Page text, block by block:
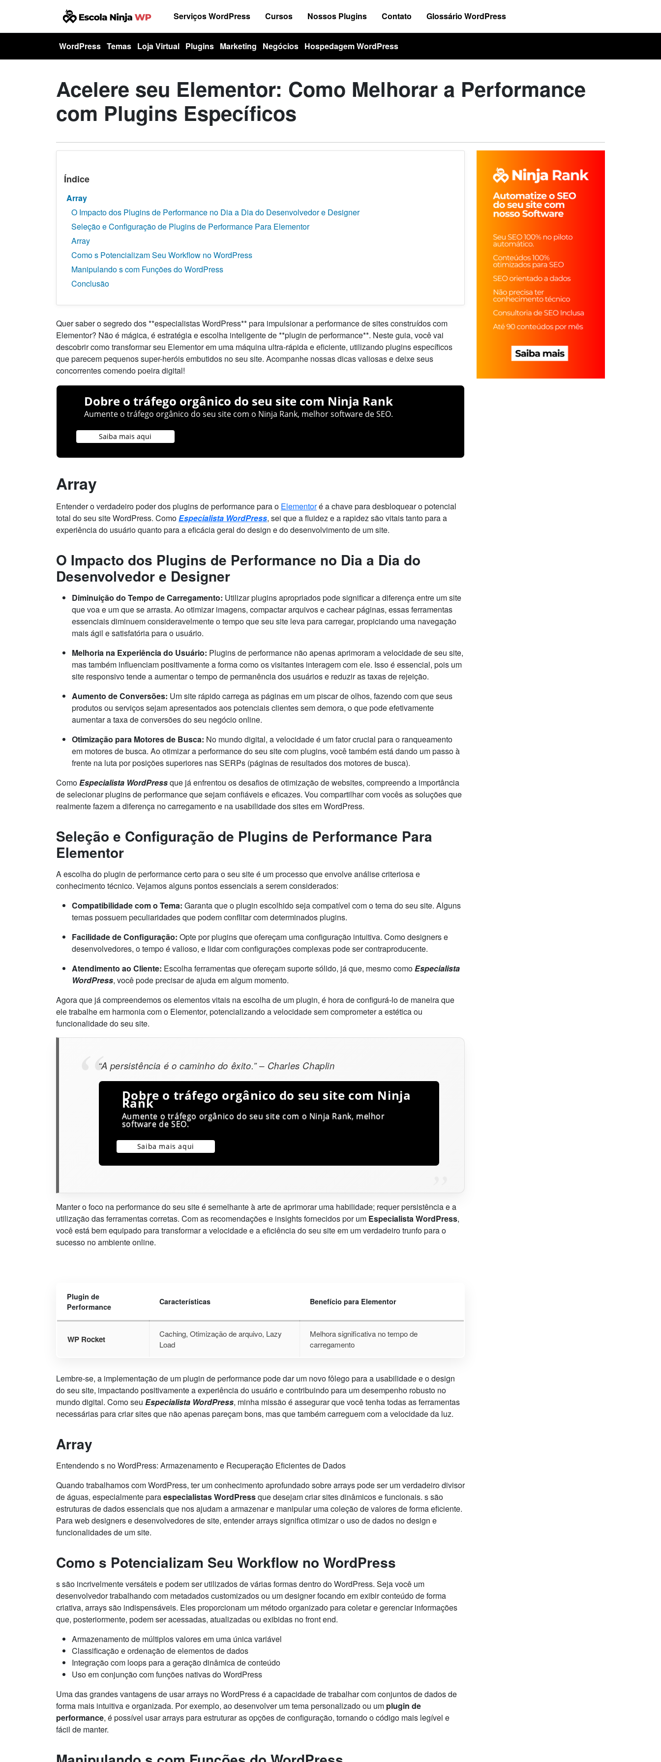
Serviços WordPress Cursos Nossos Plugins Contato Glossário WordPress
WordPress Temas Loja Virtual Plugins Marketing Negócios Hospedagem WordPress
Acelere seu Elementor: Como Melhorar a Performance
com Plugins Específicos
Índice
Array
O Impacto dos Plugins de Performance no Dia a Dia do Desenvolvedor e Designer
Seleção e Configuração de Plugins de Performance Para Elementor
Array
Como s Potencializam Seu Workflow no WordPress
Manipulando s com Funções do WordPress
Conclusão
Quer saber o segredo dos **especialistas WordPress** para impulsionar a performance de sites construídos com
Elementor? Não é mágica, é estratégia e escolha inteligente de **plugin de performance**. Neste guia, você vai
descobrir como transformar seu Elementor em uma máquina ultra-rápida e eficiente, utilizando plugins específicos
que parecem pequenos super-heróis embutidos no seu site. Acompanhe nossas dicas valiosas e deixe seus
concorrentes comendo poeira digital!
Dobre o tráfego orgânico do seu site com Ninja Rank
Aumente o tráfego orgânico do seu site com o Ninja Rank, melhor software de SEO.
Saiba mais aqui
Array
Entender o verdadeiro poder dos plugins de performance para o Elementoré a chave para desbloquear o potencial
total do seu site WordPress. ComoEspecialista WordPress, sei que a fluidez e a rapidez são vitais tanto para a
experiência do usuário quanto para a eficácia geral do design e do desenvolvimento de um site.
O Impacto dos Plugins de Performance no Dia a Dia do
Desenvolvedor e Designer
Diminuição do Tempo de Carregamento: Utilizar plugins apropriados pode significar a diferença entre um site
que voa e um que se arrasta. Ao otimizar imagens, compactar arquivos e cachear páginas, essas ferramentas
essenciais diminuem consideravelmente o tempo que seu site leva para carregar, propiciando uma navegação
mais ágil e satisfatória para o usuário.
Melhoria na Experiência do Usuário: Plugins de performance não apenas aprimoram a velocidade de seu site,
mas também influenciam positivamente a forma como os visitantes interagem com ele. Isso é essencial, pois um
site responsivo tende a aumentar o tempo de permanência dos usuários e reduzir as taxas de rejeição.
Aumento de Conversões: Um site rápido carrega as páginas em um piscar de olhos, fazendo com que seus
produtos ou serviços sejam apresentados aos potenciais clientes sem demora, o que pode efetivamente
aumentar a taxa de conversões do seu negócio online.
Otimização para Motores de Busca: No mundo digital, a velocidade é um fator crucial para o ranqueamento
em motores de busca. Ao otimizar a performance do seu site com plugins, você também está dando um passo à
frente na luta por posições superiores nas SERPs (páginas de resultados dos motores de busca).
ComoEspecialista WordPressque já enfrentou os desafios de otimização de websites, compreendo a importância
de selecionar plugins de performance que sejam confiáveis e eficazes. Vou compartilhar com vocês as soluções que
realmente fazem a diferença no carregamento e na usabilidade dos sites em WordPress.
Seleção e Configuração de Plugins de Performance Para
Elementor
A escolha do plugin de performance certo para o seu site é um processo que envolve análise criteriosa e
conhecimento técnico. Vejamos alguns pontos essenciais a serem considerados:
Compatibilidade com o Tema: Garanta que o plugin escolhido seja compatível com o tema do seu site. Alguns
temas possuem peculiaridades que podem conflitar com determinados plugins.
Facilidade de Configuração: Opte por plugins que ofereçam uma configuração intuitiva. Como designers e
desenvolvedores, o tempo é valioso, e lidar com configurações complexas pode ser contraproducente.
Atendimento ao Cliente: Escolha ferramentas que ofereçam suporte sólido, já que, mesmo comoEspecialista
WordPress, você pode precisar de ajuda em algum momento.
Agora que já compreendemos os elementos vitais na escolha de um plugin, é hora de configurá-lo de maneira que
ele trabalhe em harmonia com o Elementor, potencializando a velocidade sem comprometer a estética ou
funcionalidade do seu site.
“A persistência é o caminho do êxito.” – Charles Chaplin
Dobre o tráfego orgânico do seu site com Ninja
Rank
Aumente o tráfego orgânico do seu site com o Ninja Rank, melhor
software de SEO.
Saiba mais aqui
Manter o foco na performance do seu site é semelhante à arte de aprimorar uma habilidade; requer persistência e a
utilização das ferramentas corretas. Com as recomendações e insights fornecidos por um Especialista WordPress,
você está bem equipado para transformar a velocidade e a eficiência do seu site em um verdadeiro trunfo para o
sucesso no ambiente online.
Plugin de
Performance
Características Benefício para Elementor
WP Rocket
Caching, Otimização de arquivo, Lazy
Load
Melhora significativa no tempo de
carregamento
Lembre-se, a implementação de um plugin de performance pode dar um novo fôlego para a usabilidade e o design
do seu site, impactando positivamente a experiência do usuário e contribuindo para um desempenho robusto no
mundo digital. Como seu Especialista WordPress, minha missão é assegurar que você tenha todas as ferramentas
necessárias para criar sites que não apenas pareçam bons, mas que também carreguem com a velocidade da luz.
Array
Entendendo s no WordPress: Armazenamento e Recuperação Eficientes de Dados
Quando trabalhamos com WordPress, ter um conhecimento aprofundado sobre arrays pode ser um verdadeiro divisor
de águas, especialmente paraespecialistas WordPressque desejam criar sites dinâmicos e funcionais. s são
estruturas de dados essenciais que nos ajudam a armazenar e manipular uma coleção de valores de forma eficiente.
Para web designers e desenvolvedores de site, entender arrays significa otimizar o uso de dados no design e
funcionalidades de um site.
Como s Potencializam Seu Workflow no WordPress
s são incrivelmente versáteis e podem ser utilizados de várias formas dentro do WordPress. Seja você um
desenvolvedor trabalhando com metadados customizados ou um designer focando em exibir conteúdo de forma
criativa, arrays são indispensáveis. Eles proporcionam um método organizado para coletar e gerenciar informações
que, posteriormente, podem ser acessadas, atualizadas ou exibidas no front end.
Armazenamento de múltiplos valores em uma única variável
Classificação e ordenação de elementos de dados
Integração com loops para a geração dinâmica de conteúdo
Uso em conjunção com funções nativas do WordPress
Uma das grandes vantagens de usar arrays no WordPress é a capacidade de trabalhar com conjuntos de dados de
forma mais intuitiva e organizada. Por exemplo, ao desenvolver um tema personalizado ou um plugin de
performance, é possível usar arrays para estruturar as opções de configuração, tornando o código mais legível e
fácil de manter.